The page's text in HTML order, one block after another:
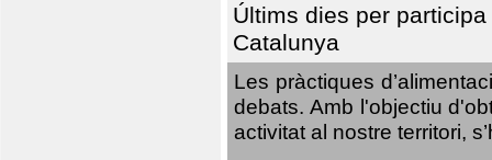
Últims dies per
Catalunya
Les pràctiques
debats. Amb l'objectiu
activitat al nostre territori,